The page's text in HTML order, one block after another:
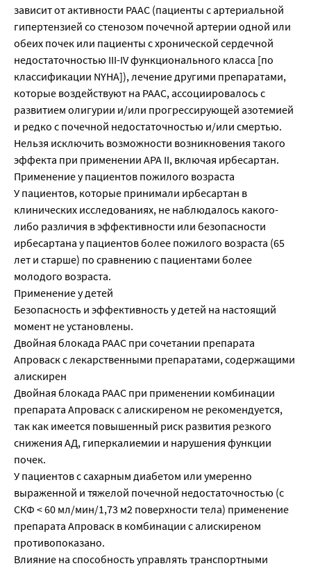
зависит от активности РААС (пациенты с артериальной
гипертензией со стенозом почечной артерии одной или
обеих почек или пациенты с хронической сердечной
недостаточностью III-IV функционального класса [по
классификации NYHA]), лечение другими препаратами,
которые воздействуют на РААС, ассоциировалось с
развитием олигурии и/или прогрессирующей азотемией
и редко с почечной недостаточностью и/или смертью.
Нельзя исключить возможности возникновения такого
эффекта при применении АРА II, включая ирбесартан.
Применение у пациентов пожилого возраста
У пациентов, которые принимали ирбесартан в
клинических исследованиях, не наблюдалось какого-
либо различия в эффективности или безопасности
ирбесартана у пациентов более пожилого возраста (65
лет и старше) по сравнению с пациентами более
молодого возраста.
Применение у детей
Безопасность и эффективность у детей на настоящий
момент не установлены.
Двойная блокада РААС при сочетании препарата
Апроваск с лекарственными препаратами, содержащими
алискирен
Двойная блокада РААС при применении комбинации
препарата Апроваск с алискиреном не рекомендуется,
так как имеется повышенный риск развития резкого
снижения АД, гиперкалиемии и нарушения функции
почек.
У пациентов с сахарным диабетом или умеренно
выраженной и тяжелой почечной недостаточностью (с
СКФ < 60 мл/мин/1,73 м2 поверхности тела) применение
препарата Апроваск в комбинации с алискиреном
противопоказано.
Влияние на способность управлять транспортными